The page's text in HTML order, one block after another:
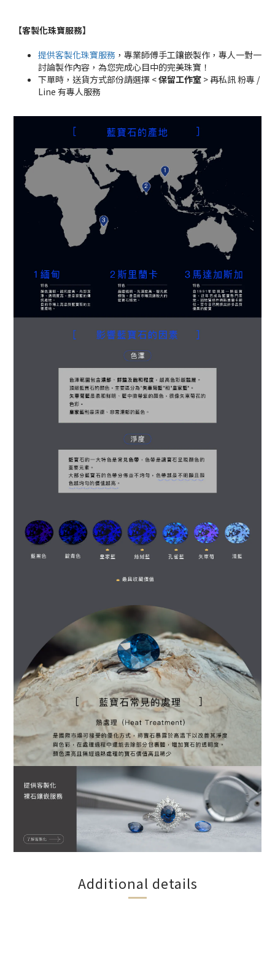
【客製化珠寶服務】
提供客製化珠寶服務 ，專業師傅手工鑲嵌製作，專人一對一
討論製作內容，為您完成心目中的完美珠寶！
下單時，送貨方式部份請選擇 <保留工作室 > 再私訊 粉專 /
Line 有專人服務
Additional details